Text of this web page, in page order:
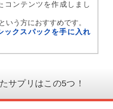
コンテンツを作成しまし
いう方におすすめです。
ックスパックを手に入れ
サプリはこの5つ！